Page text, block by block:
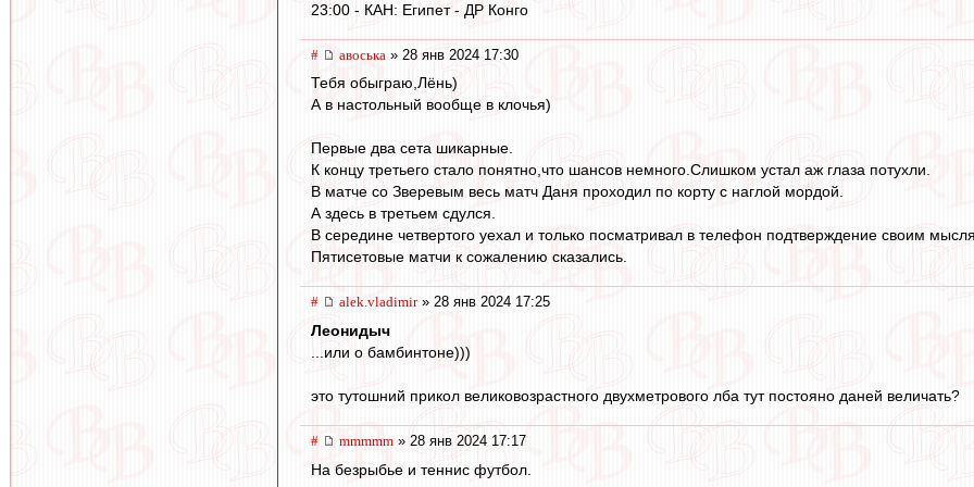
23:00 - КАН: Египет - ДР Конго
# авоська » 28 янв 2024 17:30
Тебя обыграю,Лёнь)
А в настольный вообще в клочья)
Первые два сета шикарные.
К концу третьего стало понятно,что шансов немного.Слишком устал аж глаза потухли.
В матче со Зверевым весь матч Даня проходил по корту с наглой мордой.
А здесь в третьем сдулся.
В середине четвертого уехал и только посматривал в телефон подтверждение своим
Пятисетовые матчи к сожалению сказались.
# alek.vladimir» 28 янв 2024 17:25
Леонидыч
...или о бамбинтоне)))
это тутошний прикол великовозрастного двухметрового лба тут постояно даней величать?
# mmmmm » 28 янв 2024 17:17
На безрыбье и теннис футбол.